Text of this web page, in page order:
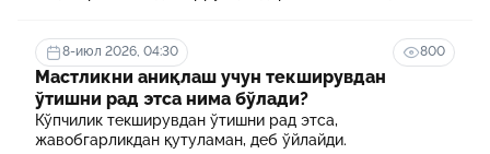
8-июл 2026, 04:30 800
Мастликни аниқлаш учун текширувдан
ўтишни рад этса нима бўлади?
Кўпчилик текширувдан ўтишни рад этса,
жавобгарликдан қутуламан, деб ўйлайди.